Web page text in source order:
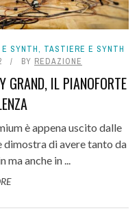
SYNTH, TASTIERE E SYNTH
BY REDAZIONE
GRAND, IL PIANOFORTE
è appena uscito dalle
di avere tanto da
ma anche in ...